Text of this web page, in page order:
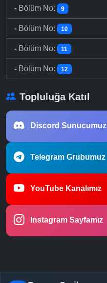
- Bölüm No: 9
- Bölüm No: 10
- Bölüm No: 11
- Bölüm No: 12
Topluluğa Katıl
Discord Sunucumuz
Telegram Grubumuz
YouTube Kanalımız
Instagram Sayfamız